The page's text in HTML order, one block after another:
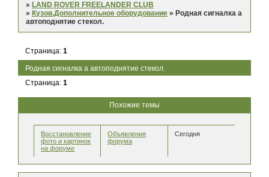
» LAND ROVER FREELANDER CLUB
» Кузов.Дополнительное оборудование » Родная сигналка а
автоподнятие стекол.
Родная сигналка а автоподнятие стекол.
Страница:1
Страница:1
Похожие темы
Восстановление
фото и картинок
на форуме
Объявления
форума
Сегодня